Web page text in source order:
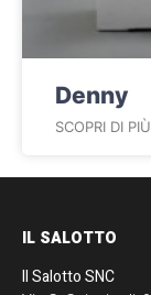
Denny
SCOPRI DI PIÙ
IL SALOTTO
Il Salotto SNC